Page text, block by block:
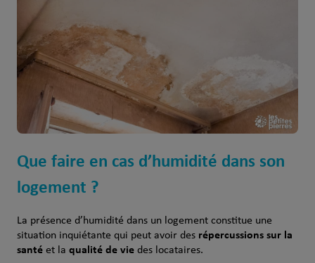
Que faire en cas d’humidité dans son
logement ?
La présence d’humidité dans un logement constitue une
situation inquiétante qui peut avoir des répercussions sur la
santéet la qualité de viedes locataires.